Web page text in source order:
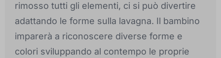
rimosso tutti gli elementi, ci si può divertire
adattando le forme sulla lavagna. Il bambino
imparerà a riconoscere diverse forme e
colori sviluppando al contempo le proprie